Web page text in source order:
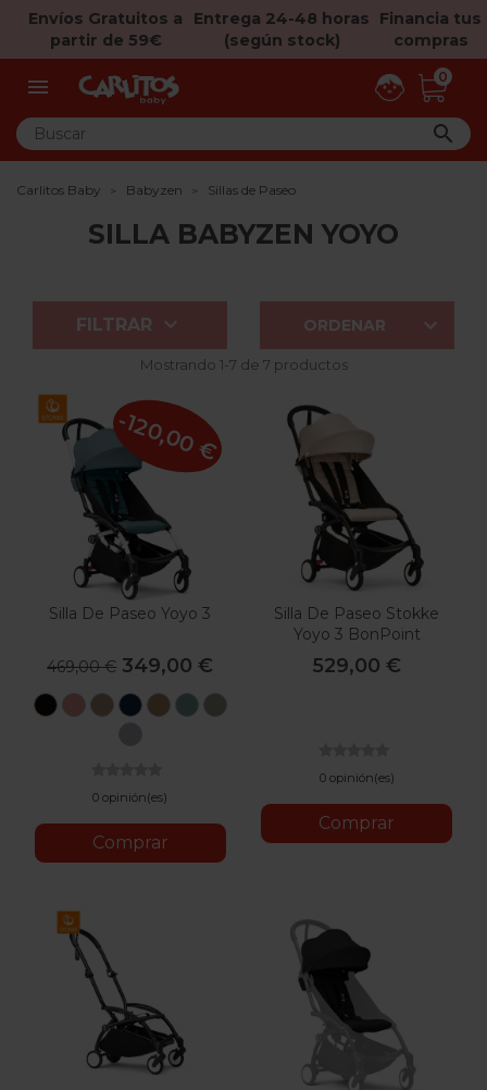
Envíos Gratuitos a
partir de 59€
Entrega 24-48 horas
(según stock)
Financia tus
compras
 0

Carlitos Baby Babyzen Sillas de Paseo
SILLA BABYZEN YOYO
ORDENAR 
FILTRAR 
Mostrando 1-7 de 7 productos
Silla De Paseo Yoyo 3
469,00 € 349,00 €
BlackGingerTaupe
Air
Toffee
AquaOliva
0 opinión(es)
Comprar
-120,00 €
Silla De Paseo Stokke
Yoyo 3 BonPoint
529,00 €
0 opinión(es)
Comprar